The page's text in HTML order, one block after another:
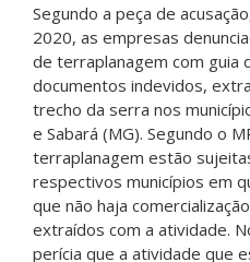
Segundo a peça de
2020, as empresas
de terraplanagem com guia
documentos indevidos,
trecho da serra nos
e Sabará (MG). Segundo o
terraplanagem estão
respectivos municípios em
que não haja
extraídos com a atividade.
perícia que a atividade que